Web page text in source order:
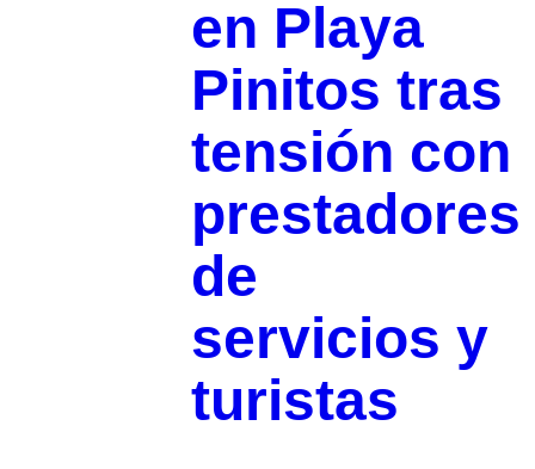
en Playa
Pinitos tras
tensión con
prestadores
de
servicios y
turistas